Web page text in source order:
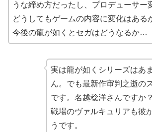
うな締め方だったし、プロデューサー
どうしてもゲームの内容に変化はある
今後の龍が如くとセガはどうなるか…
実は龍が如くシリーズはあ
ん。でも最新作审判之逝の
です。 名越稔洋さんですか
戦場のヴァルキュリアも彼
うです。